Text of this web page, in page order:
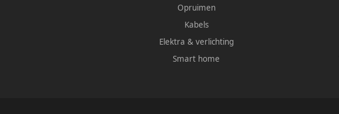
Opruimen
Kabels
Elektra & verlichting
Smart home